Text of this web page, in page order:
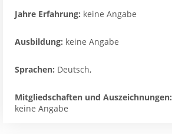
Jahre Erfahrung: keine Angabe
Ausbildung: keine Angabe
Sprachen: Deutsch,
Mitgliedschaften und Auszeichnungen:
keine Angabe